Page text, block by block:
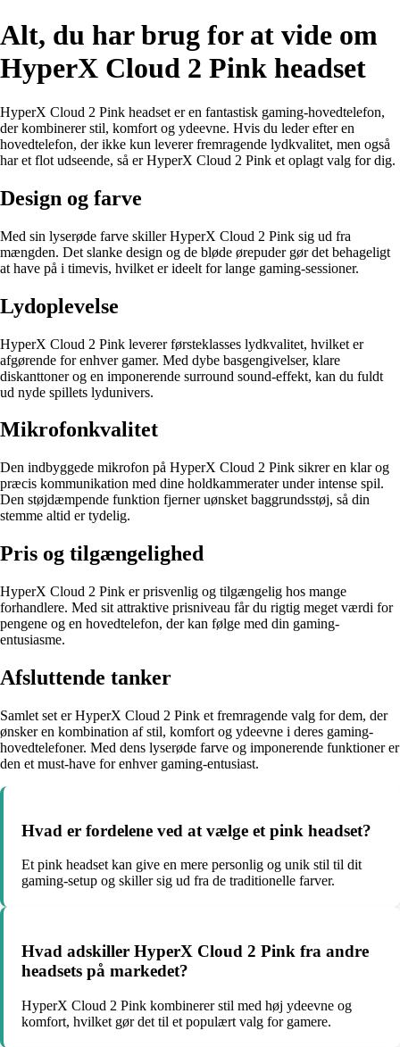
Alt, du har brug for at vide om
HyperX Cloud 2 Pink headset
HyperX Cloud 2 Pink headset er en fantastisk gaming-hovedtelefon,
der kombinerer stil, komfort og ydeevne. Hvis du leder efter en
hovedtelefon, der ikke kun leverer fremragende lydkvalitet, men også
har et flot udseende, så er HyperX Cloud 2 Pink et oplagt valg for dig.
Design og farve
Med sin lyserøde farve skiller HyperX Cloud 2 Pink sig ud fra
mængden. Det slanke design og de bløde ørepuder gør det behageligt
at have på i timevis, hvilket er ideelt for lange gaming-sessioner.
Lydoplevelse
HyperX Cloud 2 Pink leverer førsteklasses lydkvalitet, hvilket er
afgørende for enhver gamer. Med dybe basgengivelser, klare
diskanttoner og en imponerende surround sound-effekt, kan du fuldt
ud nyde spillets lydunivers.
Mikrofonkvalitet
Den indbyggede mikrofon på HyperX Cloud 2 Pink sikrer en klar og
præcis kommunikation med dine holdkammerater under intense spil.
Den støjdæmpende funktion fjerner uønsket baggrundsstøj, så din
stemme altid er tydelig.
Pris og tilgængelighed
HyperX Cloud 2 Pink er prisvenlig og tilgængelig hos mange
forhandlere. Med sit attraktive prisniveau får du rigtig meget værdi for
pengene og en hovedtelefon, der kan følge med din gaming-
entusiasme.
Afsluttende tanker
Samlet set er HyperX Cloud 2 Pink et fremragende valg for dem, der
ønsker en kombination af stil, komfort og ydeevne i deres gaming-
hovedtelefoner. Med dens lyserøde farve og imponerende funktioner er
den et must-have for enhver gaming-entusiast.
Hvad er fordelene ved at vælge et pink headset?
Et pink headset kan give en mere personlig og unik stil til dit
gaming-setup og skiller sig ud fra de traditionelle farver.
Hvad adskiller HyperX Cloud 2 Pink fra andre
headsets på markedet?
HyperX Cloud 2 Pink kombinerer stil med høj ydeevne og
komfort, hvilket gør det til et populært valg for gamere.